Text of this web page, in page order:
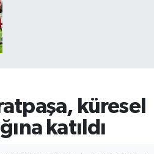
küresel
katıldı